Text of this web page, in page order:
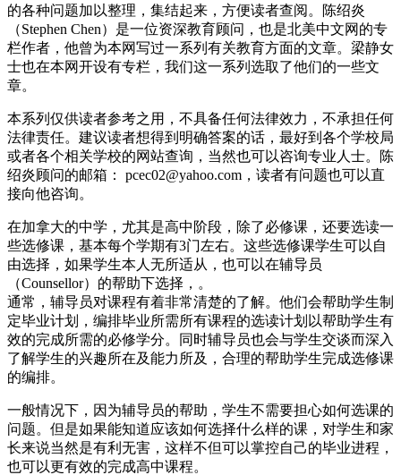
的各种问题加以整理，集结起来，方便读者查阅。陈绍炎
（Stephen Chen）是一位资深教育顾问，也是北美中文网的专
栏作者，他曾为本网写过一系列有关教育方面的文章。梁静女
士也在本网开设有专栏，我们这一系列选取了他们的一些文
章。
本系列仅供读者参考之用，不具备任何法律效力，不承担任何
法律责任。建议读者想得到明确答案的话，最好到各个学校局
或者各个相关学校的网站查询，当然也可以咨询专业人士。陈
绍炎顾问的邮箱： pcec02@yahoo.com，读者有问题也可以直
接向他咨询。
在加拿大的中学，尤其是高中阶段，除了必修课，还要选读一
些选修课，基本每个学期有3门左右。这些选修课学生可以自
由选择，如果学生本人无所适从，也可以在辅导员
（Counsellor）的帮助下选择，。
通常，辅导员对课程有着非常清楚的了解。他们会帮助学生制
定毕业计划，编排毕业所需所有课程的选读计划以帮助学生有
效的完成所需的必修学分。同时辅导员也会与学生交谈而深入
了解学生的兴趣所在及能力所及，合理的帮助学生完成选修课
的编排。
一般情况下，因为辅导员的帮助，学生不需要担心如何选课的
问题。但是如果能知道应该如何选择什么样的课，对学生和家
长来说当然是有利无害，这样不但可以掌控自己的毕业进程，
也可以更有效的完成高中课程。